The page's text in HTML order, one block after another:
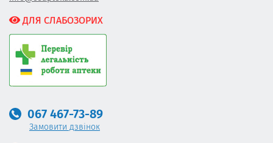
ДЛЯ СЛАБОЗОРИХ
067 467-73-89
Замовити дзвінок